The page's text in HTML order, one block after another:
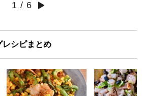
1 / 6
レシピまとめ